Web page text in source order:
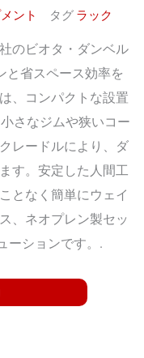
ント タグ ラック
のビオタ・ダンベル
と省スペース効率を
、コンパクトな設置
さなジムや狭いコー
レードルにより、ダ
す。安定した人間工
となく簡単にウェイ
、ネオプレン製セッ
ーションです。.